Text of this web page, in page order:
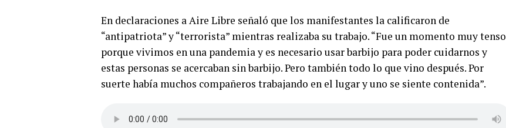
En declaraciones a Aire Libre señaló que los manifestantes la calificaron de
“antipatriota” y “terrorista” mientras realizaba su trabajo. “Fue un momento muy tenso
porque vivimos en una pandemia y es necesario usar barbijo para poder cuidarnos y
estas personas se acercaban sin barbijo. Pero también todo lo que vino después. Por
suerte había muchos compañeros trabajando en el lugar y uno se siente contenida”.